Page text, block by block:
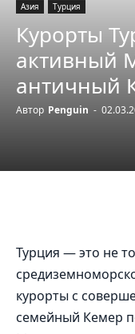
Азия Турция
Курорты
активный
античный
Автор Penguin -
Турция — это не
курорты с
семейный Кемер